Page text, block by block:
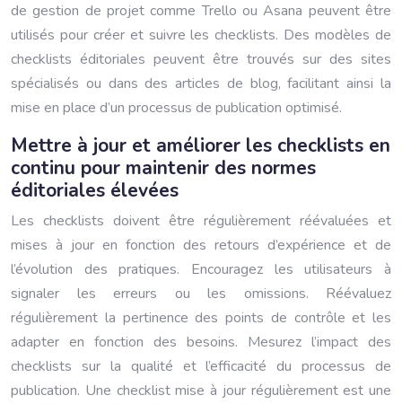
de gestion de projet comme Trello ou Asana peuvent être
utilisés pour créer et suivre les checklists. Des modèles de
checklists éditoriales peuvent être trouvés sur des sites
spécialisés ou dans des articles de blog, facilitant ainsi la
mise en place d’un processus de publication optimisé.
Mettre à jour et améliorer les checklists en
continu pour maintenir des normes
éditoriales élevées
Les checklists doivent être régulièrement réévaluées et
mises à jour en fonction des retours d’expérience et de
l’évolution des pratiques. Encouragez les utilisateurs à
signaler les erreurs ou les omissions. Réévaluez
régulièrement la pertinence des points de contrôle et les
adapter en fonction des besoins. Mesurez l’impact des
checklists sur la qualité et l’efficacité du processus de
publication. Une checklist mise à jour régulièrement est une